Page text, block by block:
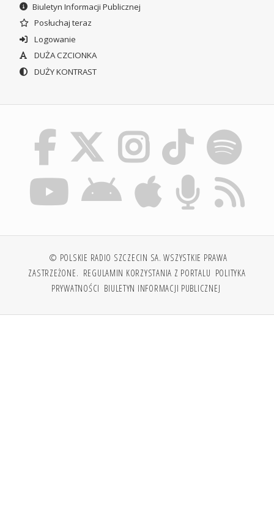
Biuletyn Informacji Publicznej
Posłuchaj teraz
Logowanie
DUŻA CZCIONKA
DUŻY KONTRAST
© POLSKIE RADIO SZCZECIN SA. WSZYSTKIE PRAWA
ZASTRZEŻONE. REGULAMIN KORZYSTANIA Z PORTALU POLITYKA
PRYWATNOŚCI BIULETYN INFORMACJI PUBLICZNEJ